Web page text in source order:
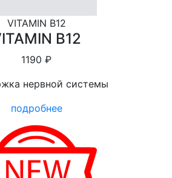
VITAMIN B12
B12
1190 ₽
нервной системы
подробнее